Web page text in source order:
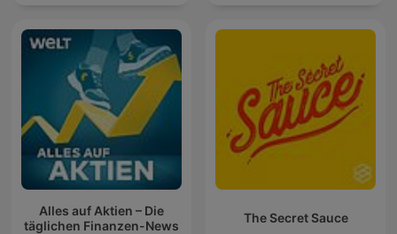
The Secret Sauce
Alles auf Aktien – Die
täglichen Finanzen-News